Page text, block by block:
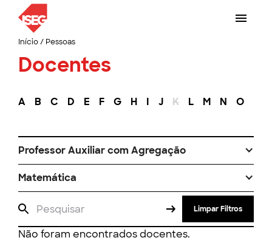
Início/ Pessoas
Docentes
A B C D E F G H I J K L M N O
Professor Auxiliar com Agregação
Matemática
Limpar Filtros
Não foram encontrados docentes.